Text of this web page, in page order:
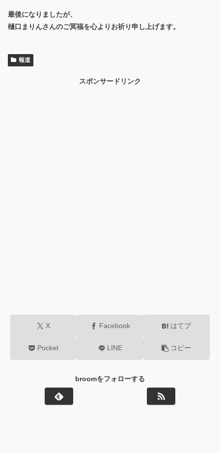
最後になりましたが、
樋口まりんさんのご冥福を心よりお祈り申し上げます。
報道
スポンサードリンク
X Facebook はてブ
Pocket LINE コピー
broomをフォローする